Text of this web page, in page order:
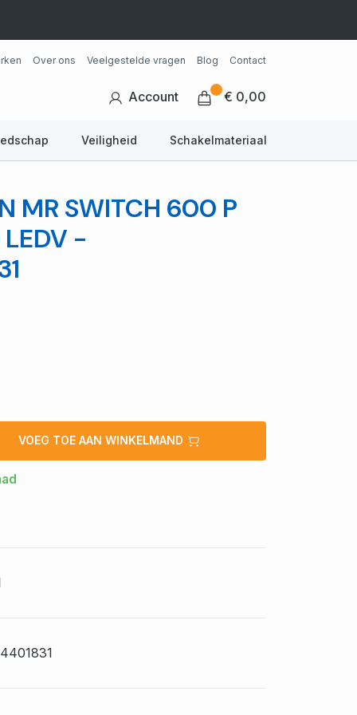
Over ons Veelgestelde vragen Blog Contact
Account € 0,00
Veiligheid Schakelmateriaal
MR SWITCH 600 P
-
VOEG TOE AAN WINKELMAND